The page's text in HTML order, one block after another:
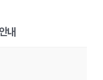
내